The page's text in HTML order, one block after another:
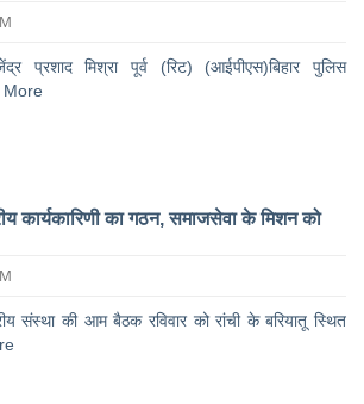
प्रशाद मिश्रा पूर्व (रिट) (आईपीएस)बिहार पुलिस
More
कार्यकारिणी का गठन, समाजसेवा के मिशन को
संस्था की आम बैठक रविवार को रांची के बरियातू स्थित